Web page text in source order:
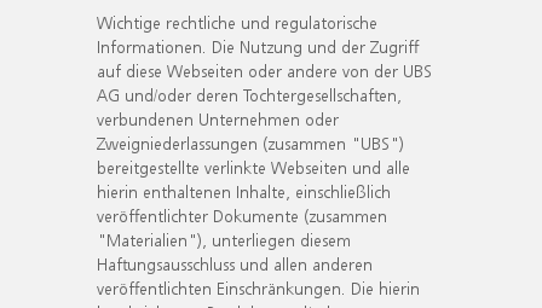
Wichtige rechtliche und regulatorische
Informationen. Die Nutzung und der Zugriff
auf diese Webseiten oder andere von der UBS
AG und/oder deren Tochtergesellschaften,
verbundenen Unternehmen oder
Zweigniederlassungen (zusammen "UBS")
bereitgestellte verlinkte Webseiten und alle
hierin enthaltenen Inhalte, einschließlich
veröffentlichter Dokumente (zusammen
"Materialien"), unterliegen diesem
Haftungsausschluss und allen anderen
veröffentlichten Einschränkungen. Die hierin